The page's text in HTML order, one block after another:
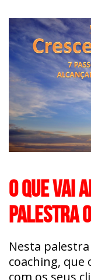
O QUE VAI
PALESTRA
Nesta
coaching, que